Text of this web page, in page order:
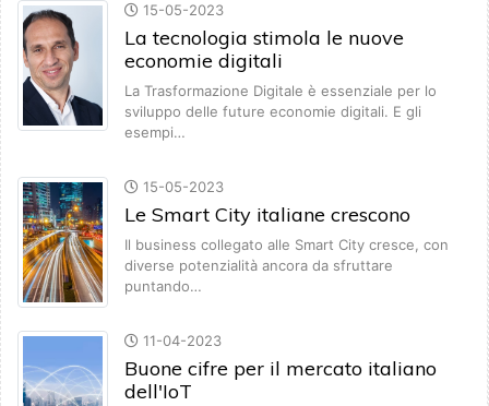
15-05-2023
La tecnologia stimola le nuove
economie digitali
La Trasformazione Digitale è essenziale per lo
sviluppo delle future economie digitali. E gli
esempi…
15-05-2023
Le Smart City italiane crescono
Il business collegato alle Smart City cresce, con
diverse potenzialità ancora da sfruttare
puntando…
11-04-2023
Buone cifre per il mercato italiano
dell'IoT